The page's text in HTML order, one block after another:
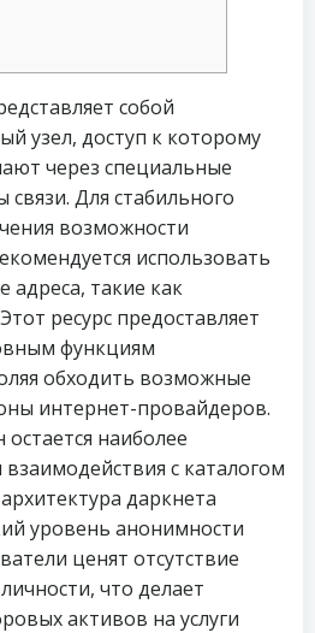
собой
узел, доступ к которому
через специальные
Для стабильного
возможности
использовать
адреса, такие как
ресурс предоставляет
функциям
обходить возможные
интернет-провайдеров.
наиболее
с каталогом
даркнета
уровень анонимности
ценят отсутствие
что делает
активов на услуги